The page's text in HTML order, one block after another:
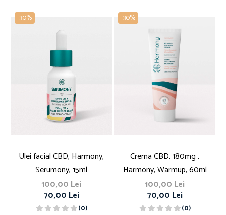
-30%
Ulei facial CBD, Harmony,
Serumony, 15ml
100,00 Lei
70,00 Lei
(0)
-30%
Crema CBD, 180mg ,
Harmony, Warmup, 60ml
100,00 Lei
70,00 Lei
(0)